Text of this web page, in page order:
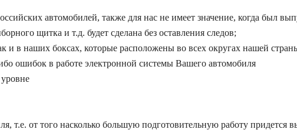
автомобилей, также для нас не имеет значение, когда был
щитка и т.д. будет сделана без оставления следов;
и в наших боксах, которые расположены во всех округах нашей
ошибок в работе электронной системы Вашего автомобиля
т.е. от того насколько большую подготовительную работу придется